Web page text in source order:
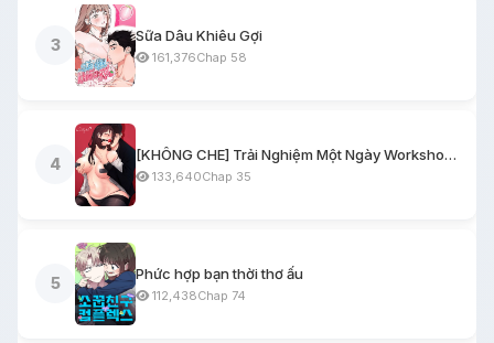
3
Sữa Dâu Khiêu Gợi
161,376Chap 58
4
[KHÔNG CHE] Trải Nghiệm Một Ngày Workshop BDSM
133,640Chap 35
5
Phức hợp bạn thời thơ ấu
112,438Chap 74